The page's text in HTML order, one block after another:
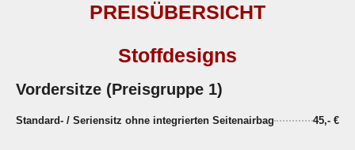
PREISÜBERSICHT
Stoffdesigns
Vordersitze (Preisgruppe 1)
Standard- / Seriensitz ohne integrierten Seitenairbag 45,- €